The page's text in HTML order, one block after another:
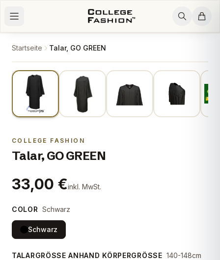
Startseite Talar, GO GREEN
COLLEGE FASHION
Talar, GO GREEN
33,00 €inkl. MwSt.
COLOR Schwarz
Schwarz
TALARGRÖSSE ANHAND KÖRPERGRÖSSE 140-148cm